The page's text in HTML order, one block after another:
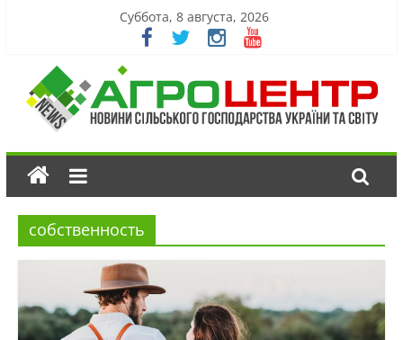
Суббота, 8 августа, 2026
собственность